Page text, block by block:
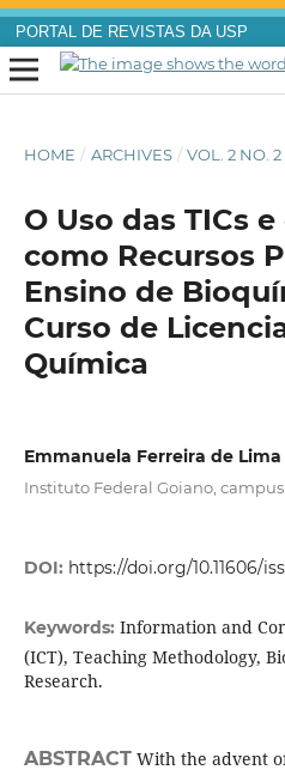
PORTAL DE REVISTAS DA USP
HOME / ARCHIVES / VOL. 2 NO. 2
O Uso das TICs
como Recursos
Ensino de
Curso de
Química
Emmanuela Ferreira de Lima
Instituto Federal Goiano,
DOI: https://doi.org/10.11606/
Keywords: Information and
(ICT), Teaching Methodology,
Research.
ABSTRACTWith the advent